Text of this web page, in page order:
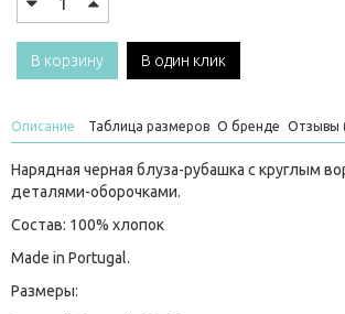
В корзину В один клик
Описание Таблица размеров О бренде Отзывы
Нарядная черная блуза-рубашка с круглым
деталями-оборочками.
Состав: 100% хлопок
Made in Portugal.
Размеры: